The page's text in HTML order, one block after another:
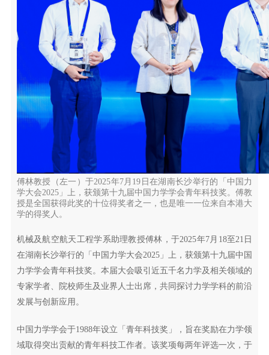
傅林教授（左一）于2025年7月19日在湖南长沙举行的「中国力
学大会2025」上，获颁第十九届中国力学学会青年科技奖。傅教
授是全国获得此奖的十位得奖者之一，也是唯一一位来自本港大
学的得奖人。
机械及航空航天工程学系助理教授傅林，于2025年7月18至21日
在湖南长沙举行的「中国力学大会2025」上，获颁第十九届中国
力学学会青年科技奖。本届大会吸引近五千名力学及相关领域的
专家学者、院校师生及业界人士出席，共同探讨力学学科的前沿
发展与创新应用。
中国力学学会于1988年设立「青年科技奖」，旨在奖励在力学领
域取得突出贡献的青年科技工作者。该奖项每两年评选一次，于